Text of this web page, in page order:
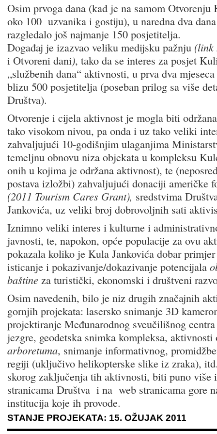
Osim prvoga dana (kad je na samom
oko 100 uzvanika i gostiju), u naredna dva
razgledalo još najmanje 150 posjetitelja.
Događaj je izazvao veliku medijsku pažnju
i Otvoreni dani), tako da se interes za posjet
„službenih dana“ aktivnosti, u prva dva
blizu 500 posjetitelja (poseban prilog sa više
Društva).
Otvorenje i cijela aktivnost je mogla biti
tako visokom nivou, pa onda i uz tako veliki
zahvaljujući 10-godišnjim ulaganjima
temeljnu obnovu niza objekata u kompleksu
onih u kojima je održana aktivnost), te
postava izložbi) zahvaljujući donaciji američke
(2011 Tourism Cares Grant), sredstvima
Jankovića, uz veliki broj dobrovoljnih sati
Iznimno veliki interes i kulturne i
javnosti, te, napokon, opće populacije za ovu
pokazala koliko je Kula Jankovića dobar
isticanje i pokazivanje/dokazivanje potencijala
baštine za turistički, ekonomski i društveni
Osim navedenih, bilo je niz drugih značajnih
gornjih projekata: lasersko snimanje 3D
projektiranje Međunarodnog sveučilišnog
jezgre, geodetska snimka kompleksa, aktivnosti
arboretuma, snimanje informativnog,
regiji (uključivo helikopterske slike iz zraka),
skorog zaključenja tih aktivnosti, biti puno više
stranicama Društva i na web stranicama gore
institucija koje ih provode.
STANJE PROJEKATA: 15. OŽUJAK 2011